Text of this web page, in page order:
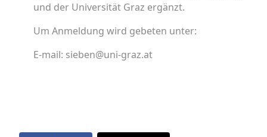
und der Universität Graz ergänzt.
Um Anmeldung wird gebeten unter:
E-mail: sieben@uni-graz.at